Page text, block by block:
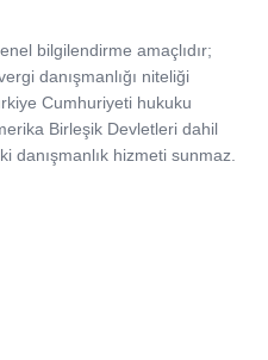
bilgilendirme amaçlıdır;
danışmanlığı niteliği
Cumhuriyeti hukuku
Birleşik Devletleri dahil
danışmanlık hizmeti sunmaz.